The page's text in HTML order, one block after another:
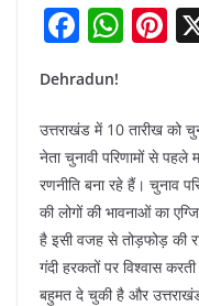
F
a
c
e
b
o
o
k
W
s
A
p
p
Pi
e
st
Dehradun!
उत्तराखंड में 10 तारीख को
नेता चुनावी परिणामों से
रणनीति बना रहे हैं। चुनाव
की लोगों की भावनाओं का
है इसी वजह से तोड़फोड़ की
गंदी हरकतों पर विश्वास
बहुमत दे चुकी है और